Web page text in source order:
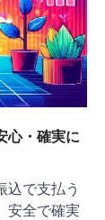
心・確実に
込で支払う
安全で確実